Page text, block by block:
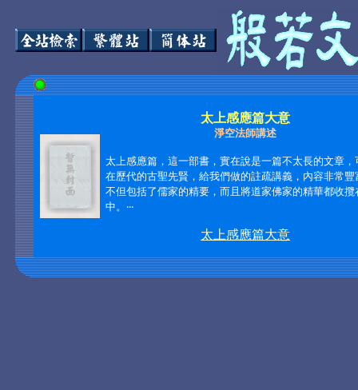
太上感應篇大意
淨空法師講述
太上感應篇，這一部書，實在說是一篇不太長的文章，
在歷代的古聖先賢，給我們做的註疏講義，內容非常豐
不但包括了儒家的精要，而且將道家佛家的精華都收攬
中。‧‧‧
太上感應篇大意